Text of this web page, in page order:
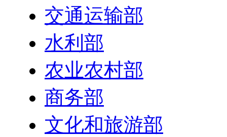
交通运输部
水利部
农业农村部
商务部
文化和旅游部